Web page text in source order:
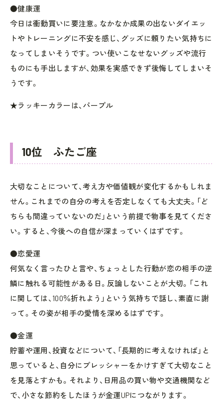
●健康運
今日は衝動買いに要注意。なかなか成果の出ないダイエッ
トやトレーニングに不安を感じ、グッズに頼りたい気持ちに
なってしまいそうです。つい使いこなせないグッズや流行
ものにも手出しますが、効果を実感できず後悔してしまいそ
うです。
★ラッキーカラーは、パープル
10位 ふたご座
大切なことについて、考え方や価値観が変化するかもしれま
せん。これまでの自分の考えを否定しなくても大丈夫。「ど
ちらも間違っていないのだ」という前提で物事を見てくださ
い。すると、今後への自信が深まっていくはずです。
●恋愛運
何気なく言ったひと言や、ちょっとした行動が恋の相手の逆
鱗に触れる可能性がある日。反論しないことが大切。「これ
に関しては、100％折れよう」という気持ちで話し、素直に謝
って。その姿が相手の愛情を深めるはずです。
●金運
貯蓄や運用、投資などについて、「長期的に考えなければ」と
思っていると、自分にプレッシャーをかけすぎて大切なこと
を見落とすかも。それより、日用品の買い物や交通機関など
で、小さな節約をしたほうが金運UPにつながります。